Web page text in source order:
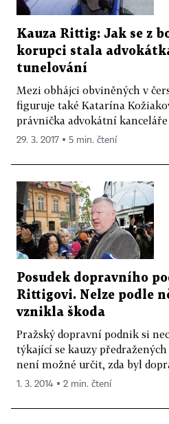
Kauza Rittig: Jak se z
korupci stala
tunelování
Mezi obhájci obviněných v
figuruje také Katarína
právnička advokátní kanceláře
29. 3. 2017 ▪ 5 min. čtení
Posudek dopravního
Rittigovi. Nelze podle
vznikla škoda
Pražský dopravní podnik si
týkající se kauzy
není možné určit, zda byl
1. 3. 2014 ▪ 2 min. čtení